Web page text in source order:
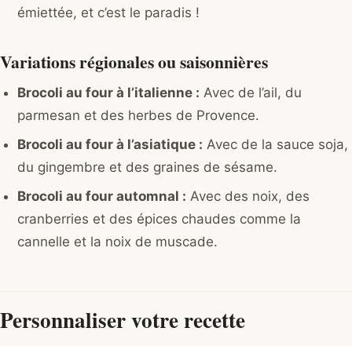
émiettée, et c’est le paradis !
Variations régionales ou saisonnières
Brocoli au four à l’italienne : Avec de l’ail, du
parmesan et des herbes de Provence.
Brocoli au four à l’asiatique : Avec de la sauce soja,
du gingembre et des graines de sésame.
Brocoli au four automnal : Avec des noix, des
cranberries et des épices chaudes comme la
cannelle et la noix de muscade.
Personnaliser votre recette